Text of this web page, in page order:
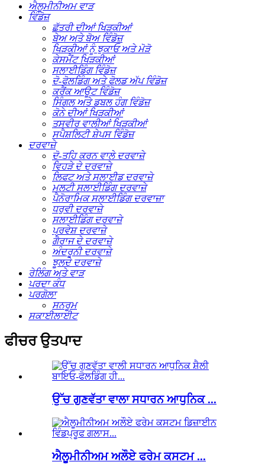
ਐਲੂਮੀਨੀਅਮ ਵਾੜ
ਵਿੰਡੋਜ਼
ਛੱਤਰੀ ਦੀਆਂ ਖਿੜਕੀਆਂ
ਬੇਅ ਅਤੇ ਬੋਅ ਵਿੰਡੋਜ਼
ਖਿੜਕੀਆਂ ਨੂੰ ਝੁਕਾਓ ਅਤੇ ਮੋੜੋ
ਕੇਸਮੈਂਟ ਖਿੜਕੀਆਂ
ਸਲਾਈਡਿੰਗ ਵਿੰਡੋਜ਼
ਦੋ-ਫੋਲਡਿੰਗ ਅਤੇ ਫੋਲਡ ਅੱਪ ਵਿੰਡੋਜ਼
ਕਰੈਂਕ ਆਊਟ ਵਿੰਡੋਜ਼
ਸਿੰਗਲ ਅਤੇ ਡਬਲ ਹੰਗ ਵਿੰਡੋਜ਼
ਕੋਨੇ ਦੀਆਂ ਖਿੜਕੀਆਂ
ਤਸਵੀਰ ਵਾਲੀਆਂ ਖਿੜਕੀਆਂ
ਸਪੈਸ਼ਲਿਟੀ ਸ਼ੇਪਸ ਵਿੰਡੋਜ਼
ਦਰਵਾਜ਼ੇ
ਦੋ-ਤਹਿ ਕਰਨ ਵਾਲੇ ਦਰਵਾਜ਼ੇ
ਵਿਹੜੇ ਦੇ ਦਰਵਾਜ਼ੇ
ਲਿਫਟ ਅਤੇ ਸਲਾਈਡ ਦਰਵਾਜ਼ੇ
ਮਲਟੀ ਸਲਾਈਡਿੰਗ ਦਰਵਾਜ਼ੇ
ਪੈਨੋਰਾਮਿਕ ਸਲਾਈਡਿੰਗ ਦਰਵਾਜ਼ਾ
ਧਰੁਵੀ ਦਰਵਾਜ਼ੇ
ਸਲਾਈਡਿੰਗ ਦਰਵਾਜ਼ੇ
ਪ੍ਰਵੇਸ਼ ਦਰਵਾਜ਼ੇ
ਗੈਰਾਜ ਦੇ ਦਰਵਾਜ਼ੇ
ਅੰਦਰੂਨੀ ਦਰਵਾਜ਼ੇ
ਝੂਲਦੇ ਦਰਵਾਜ਼ੇ
ਰੇਲਿੰਗ ਅਤੇ ਵਾੜ
ਪਰਦਾ ਕੰਧ
ਪਰਗੋਲਾ
ਸਨਰੂਮ
ਸਕਾਈਲਾਈਟ
ਫੀਚਰ ਉਤਪਾਦ
ਉੱਚ ਗੁਣਵੱਤਾ ਵਾਲਾ ਸਧਾਰਨ ਆਧੁਨਿਕ ...
ਐਲੂਮੀਨੀਅਮ ਅਲੌਏ ਫਰੇਮ ਕਸਟਮ ...